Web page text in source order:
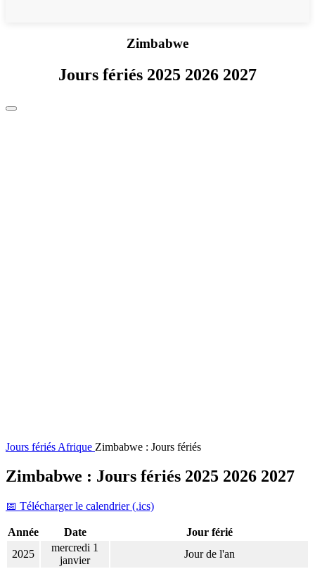
Zimbabwe
Jours fériés 2025 2026 2027
Jours fériés Afrique Zimbabwe : Jours fériés
Zimbabwe : Jours fériés 2025 2026 2027
📅 Télécharger le calendrier (.ics)
Année Date
Jour férié
2025
mercredi 1
janvier
Jour de l'an